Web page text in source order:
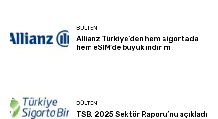
BÜLTEN
Allianz Türkiye’den hem sigortada
hem eSIM’de büyük indirim
BÜLTEN
TSB, 2025 Sektör Raporu’nu açıkladı